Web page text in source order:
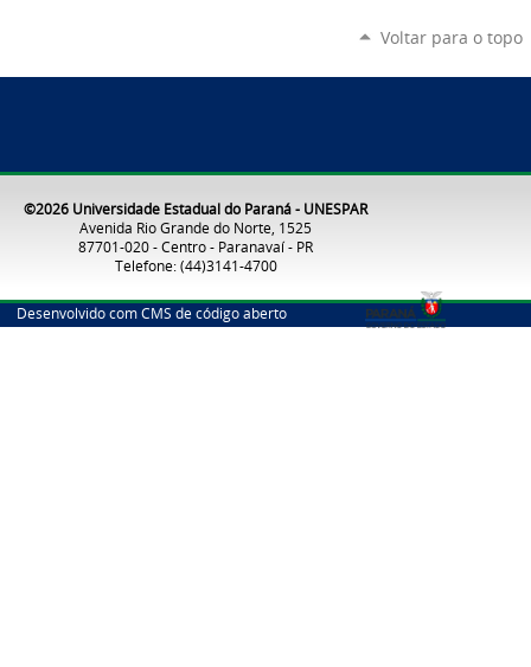
Voltar para o topo
©2026 Universidade Estadual do Paraná - UNESPAR
Avenida Rio Grande do Norte, 1525
87701-020 - Centro - Paranavaí - PR
Telefone: (44)3141-4700
Desenvolvido com CMS de código aberto